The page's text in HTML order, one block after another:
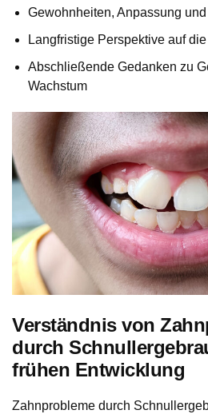
Gewohnheiten, Anpassung
Langfristige Perspektive auf
Abschließende Gedanken zu
Wachstum
Verständnis von
durch
frühen Entwicklung
Zahnprobleme durch